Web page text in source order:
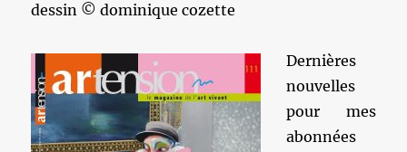
dessin © dominique cozette
Dernières
nouvelles
pour mes
abonnées